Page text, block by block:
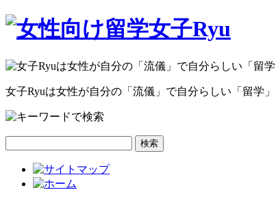
女子Ryuは女性が自分の 「流儀」 で自分らしい 「留学」
検索